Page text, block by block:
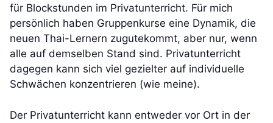
für Blockstunden im Privatunterricht. Für mich
persönlich haben Gruppenkurse eine Dynamik, die
neuen Thai-Lernern zugutekommt, aber nur, wenn
alle auf demselben Stand sind. Privatunterricht
dagegen kann sich viel gezielter auf individuelle
Schwächen konzentrieren (wie meine).
Der Privatunterricht kann entweder vor Ort in der